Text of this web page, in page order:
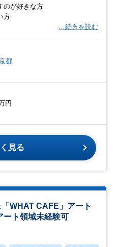
のが好きな方
方
…続きを読む
都
円
見る
WHAT CAFE」アート
ト領域未経験可